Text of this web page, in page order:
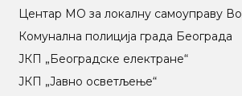
Центар МO за локалну самоуправу
Комунална полиција града Београда
ЈКП „Београдске електране“
ЈКП „Јавно осветљење“